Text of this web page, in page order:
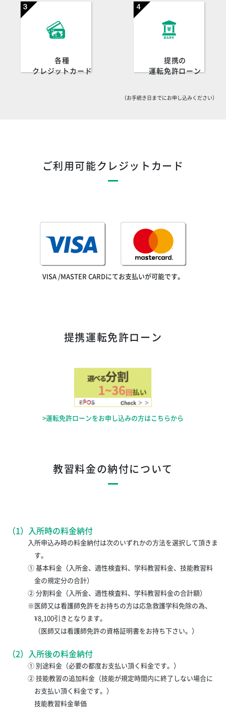
各種
クレジットカード
提携の
運転免許ローン
（お手続き日までにお申し込みください）
ご利用可能クレジットカード
VISA /MASTER CARDにてお支払いが可能です。
提携運転免許ローン
>運転免許ローンをお申し込みの方はこちらから
教習料金の納付について
（1）入所時の料金納付
入所申込み時の料金納付は次のいずれかの方法を選択して頂きま
す。
① 基本料金（入所金、適性検査料、学科教習料金、技能教習料
金の規定分の合計）
② 分割料金（入所金、適性検査料、学科教習料金の合計額）
※医師又は看護師免許をお持ちの方は応急救護学科免除の為、
¥8,100引きとなります。
（医師又は看護師免許の資格証明書をお持ち下さい。）
（2）入所後の料金納付
① 別途料金（必要の都度お支払い頂く料金です。）
② 技能教習の追加料金（技能が規定時間内に終了しない場合に
お支払い頂く料金です。）
技能教習料金単価